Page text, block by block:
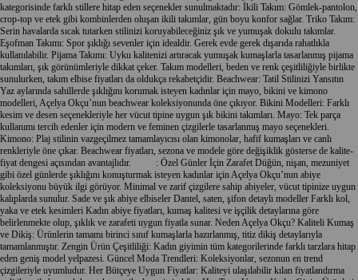
kategorisinde farklı stillere hitap eden seçenekler sunulmaktadır: İkili Takım: Gömlek-pantolon,
crop-top ve etek gibi kombinlerden oluşan ikili takımlar, gün boyu konfor sağlar. Triko Takım:
Serin havalarda sıcak tutarken stilinizi koruyabileceğiniz şık ve yumuşak dokulu takımlar.
Eşofman Takımı: Spor şıklığı sevenler için idealdir. Gerek evde gerek dışarıda rahatlıkla
kullanılabilir. Pijama Takımı: Uyku kalitenizi artıracak yumuşak kumaşlarla tasarlanmış pijama
takımları, şık görünümleriyle dikkat çeker. Takım modelleri, beden ve renk çeşitliliğiyle birlikte
sunulurken, takım elbise fiyatları da oldukça rekabetçidir. Beachwear: Tatil Stilinizi Yansıtın
Yaz aylarında sahillerde şıklığını korumak isteyen kadınlar için mayo, bikini ve kimono
modelleri, Açelya Okçu’nun beachwear koleksiyonunda öne çıkıyor. Bikini Modelleri: Farklı
kesim ve desen seçenekleriyle her vücut tipine uygun şık bikini takımları. Mayo: Tek parça
kullanımı tercih edenler için modern ve feminen çizgilerle tasarlanmış mayo seçenekleri.
Kimono: Plaj stilinin vazgeçilmez tamamlayıcısı olan kimonolar, hafif kumaşları ve canlı
renkleriyle öne çıkar. Beachwear fiyatları, sezona ve modele göre değişiklik gösterse de kalite-
fiyat dengesi açısından avantajlıdır.
: Özel Günler İçin Zarafet Düğün, nişan, mezuniyet
gibi özel günlerde şıklığını konuşturmak isteyen kadınlar için Açelya Okçu’nun abiye
koleksiyonu büyük ilgi görüyor. Minimal ve zarif çizgilere sahip abiyeler, vücut tipinize uygun
kalıplarda sunulur. Sade ve şık abiye elbiseler Dantel, saten, şifon detaylı modeller Farklı kol,
yaka ve etek kesimleri Kadın abiye fiyatları, kumaş kalitesi ve işçilik detaylarına göre
belirlenmekte olup, şıklık ve zarafeti uygun fiyatla sunar. Neden Açelya Okçu? Kaliteli Kumaş
ve Dikiş: Ürünlerin tamamı birinci sınıf kumaşlarla hazırlanmış, titiz dikiş detaylarıyla
tamamlanmıştır. Zengin Ürün Çeşitliliği: Kadın giyimin tüm kategorilerinde farklı tarzlara hitap
eden geniş model yelpazesi. Güncel Moda Trendleri: Koleksiyonlar, sezonun en trend
çizgileriyle uyumludur. Her Bütçeye Uygun Fiyatlar: Kaliteyi ulaşılabilir kılan fiyatlandırma